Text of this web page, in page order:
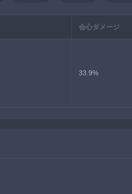
会心ダメージ
33.9%